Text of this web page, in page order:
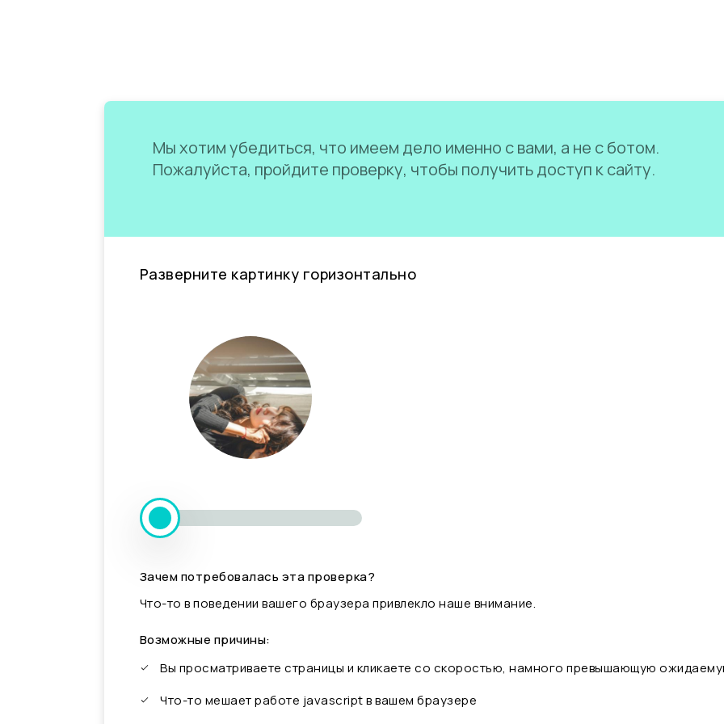
Мы хотим убедиться, что имеем дело именно с вами, а не с ботом.
Пожалуйста, пройдите проверку, чтобы получить доступ к сайту.
Разверните картинку горизонтально
Зачем потребовалась эта проверка?
Что-то в поведении вашего браузера привлекло наше внимание.
Возможные причины:
Вы просматриваете страницы и кликаете со скоростью, намного превышающую
Что-то мешает работе javascript в вашем браузере